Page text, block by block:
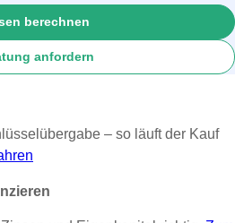
berechnen
anfordern
– so läuft der Kauf